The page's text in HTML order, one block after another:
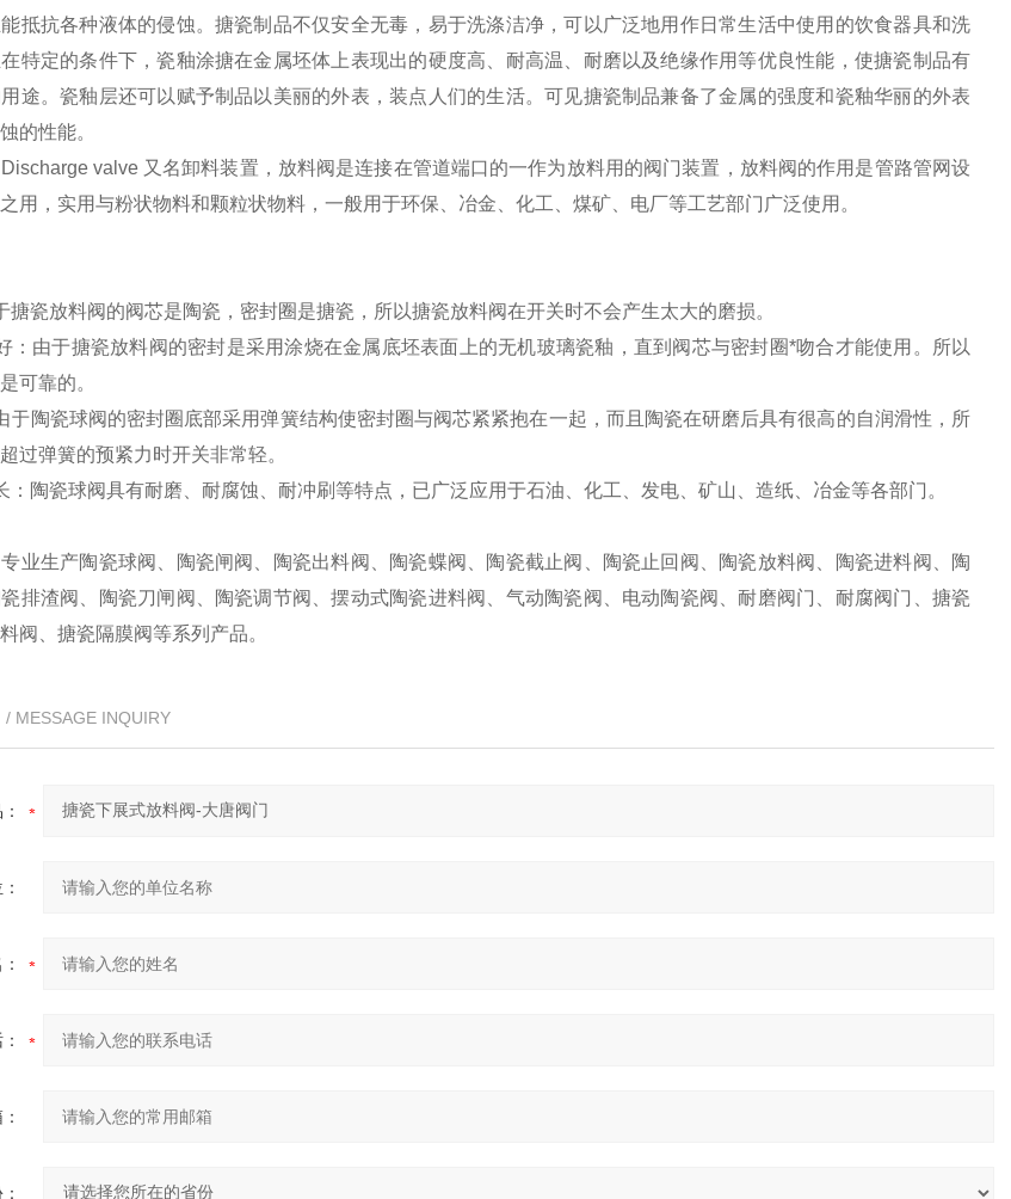
抵抗各种液体的侵蚀。搪瓷制品不仅安全无毒，易于洗涤洁净，可以广泛地用作日常生活中使用的饮食器具和洗
特定的条件下，瓷釉涂搪在金属坯体上表现出的硬度高、耐高温、耐磨以及绝缘作用等优良性能，使搪瓷制品有
途。瓷釉层还可以赋予制品以美丽的外表，装点人们的生活。可见搪瓷制品兼备了金属的强度和瓷釉华丽的外表
的性能。
valve 又名卸料装置，放料阀是连接在管道端口的一作为放料用的阀门装置，放料阀的作用是管路管网设
用，实用与粉状物料和颗粒状物料，一般用于环保、冶金、化工、煤矿、电厂等工艺部门广泛使用。
搪瓷放料阀的阀芯是陶瓷，密封圈是搪瓷，所以搪瓷放料阀在开关时不会产生太大的磨损。
：由于搪瓷放料阀的密封是采用涂烧在金属底坯表面上的无机玻璃瓷釉，直到阀芯与密封圈*吻合才能使用。所以
可靠的。
于陶瓷球阀的密封圈底部采用弹簧结构使密封圈与阀芯紧紧抱在一起，而且陶瓷在研磨后具有很高的自润滑性，所
过弹簧的预紧力时开关非常轻。
：陶瓷球阀具有耐磨、耐腐蚀、耐冲刷等特点，已广泛应用于石油、化工、发电、矿山、造纸、冶金等各部门。
业生产陶瓷球阀、陶瓷闸阀、陶瓷出料阀、陶瓷蝶阀、陶瓷截止阀、陶瓷止回阀、陶瓷放料阀、陶瓷进料阀、陶
排渣阀、陶瓷刀闸阀、陶瓷调节阀、摆动式陶瓷进料阀、气动陶瓷阀、电动陶瓷阀、耐磨阀门、耐腐阀门、搪瓷
阀、搪瓷隔膜阀等系列产品。
/ MESSAGE INQUIRY